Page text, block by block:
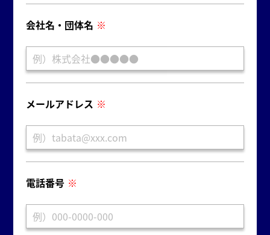
会社名・団体名 ※
メールアドレス ※
電話番号 ※